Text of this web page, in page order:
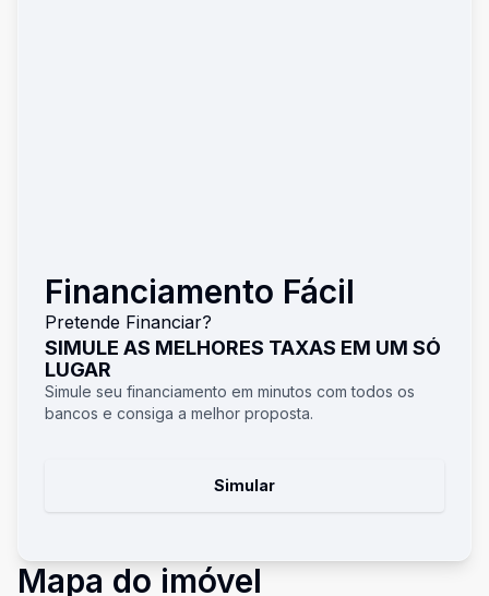
Financiamento Fácil
Pretende Financiar?
SIMULE AS MELHORES TAXAS EM UM SÓ
LUGAR
Simule seu financiamento em minutos com todos os
bancos e consiga a melhor proposta.
Simular
Mapa do imóvel